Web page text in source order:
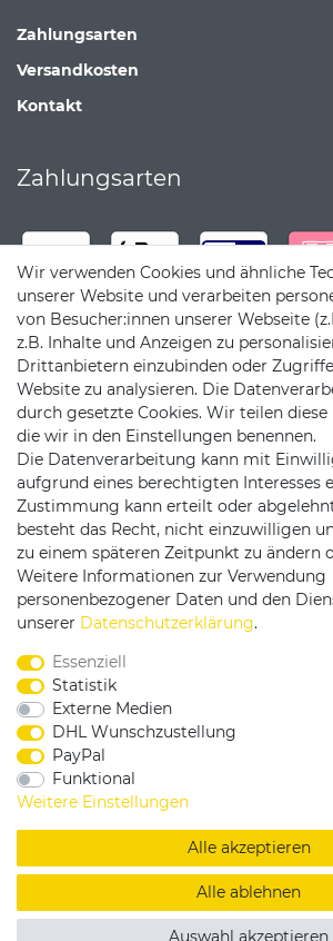
Zahlungsarten
Versandkosten
Kontakt
Zahlungsarten
Versandpartner
Service & Kontakt
Rufen Sie uns an unter:
0375 - 21459172
Widerrufsrecht |
Impressum
Copyright by König
DESIGNED BYKS-
Wir verwenden Cookies und ähnliche
unserer Website und verarbeiten
von Besucher:innen unserer Webseite
z.B. Inhalte und Anzeigen zu
Drittanbietern einzubinden oder
Website zu analysieren. Die
durch gesetzte Cookies. Wir teilen
die wir in den Einstellungen benennen.
Die Datenverarbeitung kann mit
aufgrund eines berechtigten Interesses
Zustimmung kann erteilt oder
besteht das Recht, nicht einzuwilligen
zu einem späteren Zeitpunkt zu ändern
Weitere Informationen zur Verwendung
personenbezogener Daten und den
unserer Daten­schutz­erklärung.
Essenziell
Statistik
Externe Medien
DHL Wunschzustellung
PayPal
Funktional
Weitere Einstellungen
Alle akzeptieren
Alle ablehnen
Auswahl akzeptieren